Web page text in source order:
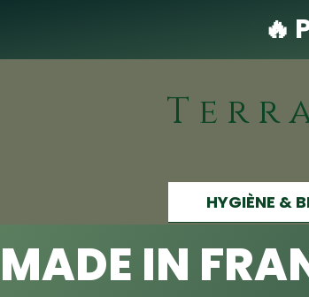
🔥
HYGIÈNE &
MADE IN